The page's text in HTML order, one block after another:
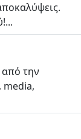
από την
media,